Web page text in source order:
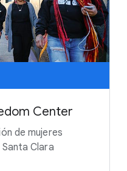
Center
de mujeres
Clara